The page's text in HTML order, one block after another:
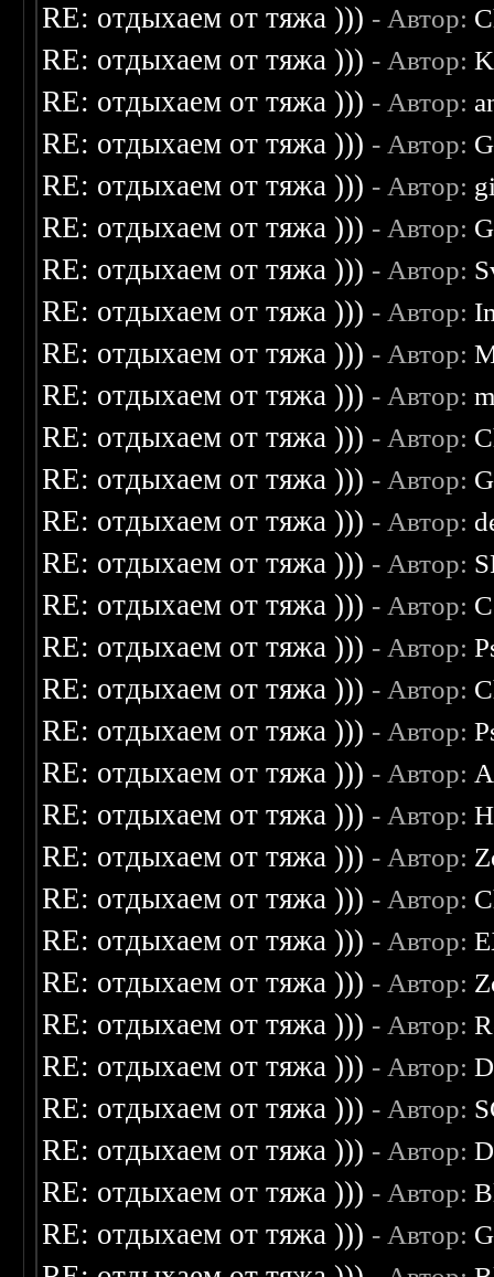
RE: отдыхаем от тяжа ))) - Автор:
RE: отдыхаем от тяжа ))) - Автор:
RE: отдыхаем от тяжа ))) - Автор:
RE: отдыхаем от тяжа ))) - Автор:
RE: отдыхаем от тяжа ))) - Автор:
RE: отдыхаем от тяжа ))) - Автор:
RE: отдыхаем от тяжа ))) - Автор:
RE: отдыхаем от тяжа ))) - Автор:
RE: отдыхаем от тяжа ))) - Автор:
RE: отдыхаем от тяжа ))) - Автор:
RE: отдыхаем от тяжа ))) - Автор:
RE: отдыхаем от тяжа ))) - Автор:
RE: отдыхаем от тяжа ))) - Автор:
RE: отдыхаем от тяжа ))) - Автор:
RE: отдыхаем от тяжа ))) - Автор:
RE: отдыхаем от тяжа ))) - Автор:
RE: отдыхаем от тяжа ))) - Автор:
RE: отдыхаем от тяжа ))) - Автор:
RE: отдыхаем от тяжа ))) - Автор:
RE: отдыхаем от тяжа ))) - Автор:
RE: отдыхаем от тяжа ))) - Автор:
RE: отдыхаем от тяжа ))) - Автор:
RE: отдыхаем от тяжа ))) - Автор:
RE: отдыхаем от тяжа ))) - Автор:
RE: отдыхаем от тяжа ))) - Автор:
RE: отдыхаем от тяжа ))) - Автор:
RE: отдыхаем от тяжа ))) - Автор:
RE: отдыхаем от тяжа ))) - Автор:
RE: отдыхаем от тяжа ))) - Автор:
RE: отдыхаем от тяжа ))) - Автор: